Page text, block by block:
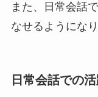
また、日常会話
なせるようになり
日常会話での